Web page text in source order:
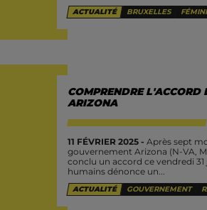
ACTUALITÉ BRUXELLES
COMPRENDRE L'ACCORD
ARIZONA
11 FÉVRIER 2025 - Après sept
gouvernement Arizona (N-VA,
conclu un accord ce vendredi
humains dénonce un...
ACTUALITÉ GOUVERNEMENT